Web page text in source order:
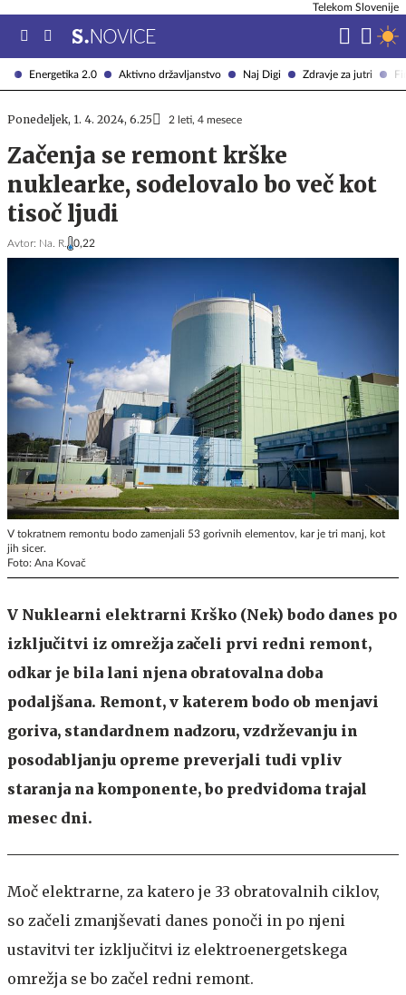
Energetika 2.0 Aktivno državljanstvo Naj Digi Zdravje za jutri
Telekom Slovenije
Ponedeljek, 1. 4. 2024, 6.25 2 leti, 4 mesece
Začenja se remont krške
nuklearke, sodelovalo bo več kot
tisoč ljudi
Avtor: Na. R. 0,22
V tokratnem remontu bodo zamenjali 53 gorivnih elementov, kar je tri manj, kot
jih sicer.
Foto: Ana Kovač
V Nuklearni elektrarni Krško (Nek) bodo danes po
izključitvi iz omrežja začeli prvi redni remont,
odkar je bila lani njena obratovalna doba
podaljšana. Remont, v katerem bodo ob menjavi
goriva, standardnem nadzoru, vzdrževanju in
posodabljanju opreme preverjali tudi vpliv
staranja na komponente, bo predvidoma trajal
mesec dni.
Moč elektrarne, za katero je 33 obratovalnih ciklov,
so začeli zmanjševati danes ponoči in po njeni
ustavitvi ter izključitvi iz elektroenergetskega
omrežja se bo začel redni remont.